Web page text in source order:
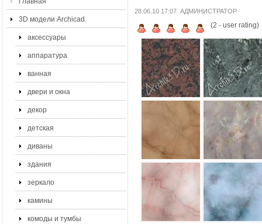
3D модели Archicad
аксессуары
аппаратура
ванная
двери и окна
декор
детская
диваны
здания
зеркало
камины
комоды и тумбы
28.06.10 17:07 АДМИНИСТРАТОР
(2 - user rating)